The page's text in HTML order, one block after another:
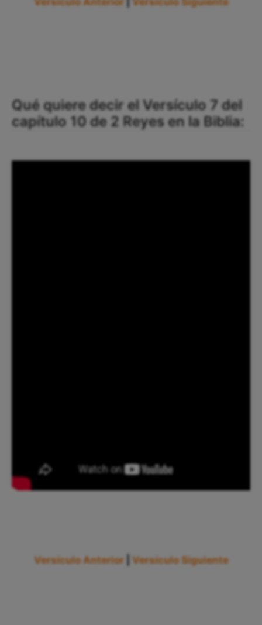
Qué quiere decir el Versículo 7 del
capítulo 10 de 2 Reyes en la Biblia:
Versículo Anterior Versículo Siguiente